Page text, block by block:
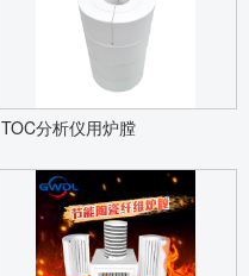
TOC分析仪用炉膛